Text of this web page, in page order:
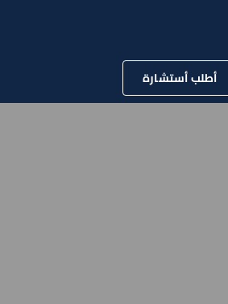
أطلب أستشارة